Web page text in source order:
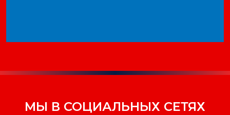
МЫ В СОЦИАЛЬНЫХ СЕТЯХ